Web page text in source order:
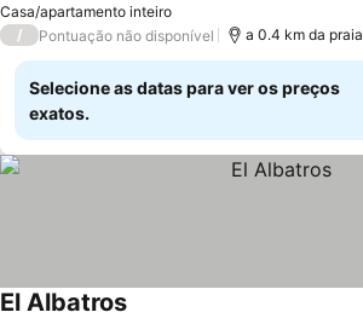
Casa/apartamento inteiro
/ Pontuação não disponível a 0.4 km da praia
Selecione as datas para ver os preços
exatos.
El Albatros